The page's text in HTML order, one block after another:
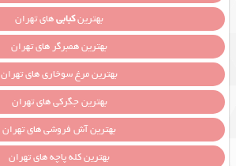
بهترینکبابیهای تهران
بهترین همبرگر های تهران
بهترین مرغ سوخاری های تهران
بهترین جگرکی های تهران
بهترین آش فروشی های تهران
بهترین کله پاچه های تهران